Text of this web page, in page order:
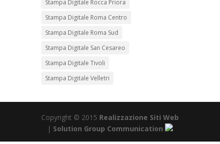
Stampa Digitale Rocca Priora
Stampa Digitale Roma Centro
Stampa Digitale Roma Sud
Stampa Digitale San Cesareo
Stampa Digitale Tivoli
Stampa Digitale Velletri
Copyright © 2015 Realizzazione Siti Web
| Solution Group Communication